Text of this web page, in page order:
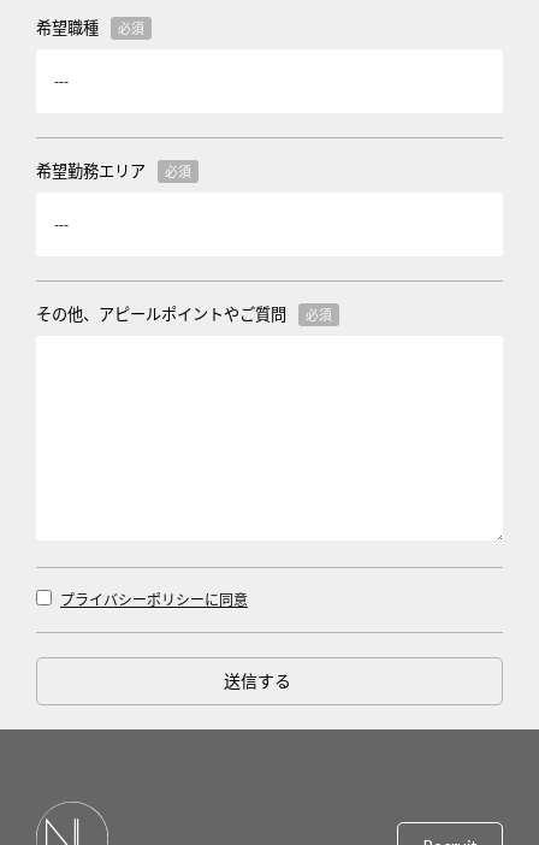
希望職種 必須
希望勤務エリア 必須
その他、アピールポイントやご質問 必須
プライバシーポリシーに同意